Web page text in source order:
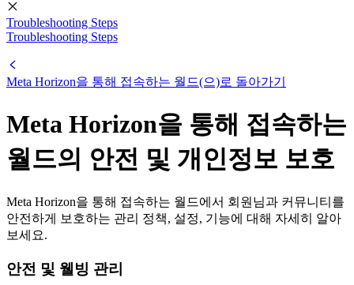
Troubleshooting Steps
Troubleshooting Steps
Meta Horizon을 통해 접속하는 월드(으)로 돌아가기
Meta Horizon을 통해 접속하는
월드의 안전 및 개인정보 보호
Meta Horizon을 통해 접속하는 월드에서 회원님과 커뮤니티를
안전하게 보호하는 관리 정책, 설정, 기능에 대해 자세히 알아
보세요.
안전 및 웰빙 관리